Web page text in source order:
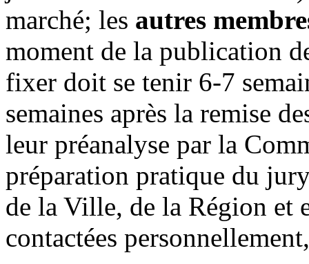
marché; les autres
moment de la publication
fixer doit se tenir 6-7
semaines après la remise
leur préanalyse par la
préparation pratique du
de la Ville, de la Région et
contactées